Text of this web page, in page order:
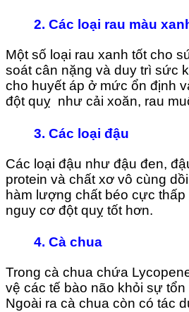
2. Các loại rau màu
Một số loại rau xanh tốt cho
soát cân nặng và duy trì sức
cho huyết áp ở mức ổn định
đột quỵ như cải xoăn, rau
3. Các loại đậu
Các loại đậu như đậu đen,
protein và chất xơ vô cùng
hàm lượng chất béo cực
nguy cơ đột quỵ tốt hơn.
4. Cà chua
Trong cà chua chứa
vệ các tế bào não khỏi sự
Ngoài ra cà chua còn có tác